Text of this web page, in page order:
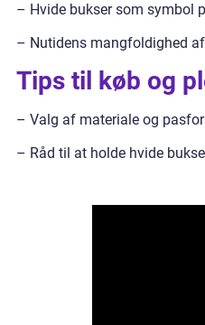
– Hvide bukser som symbol
– Nutidens mangfoldighed
Tips til køb og
– Valg af materiale og
– Råd til at holde hvide